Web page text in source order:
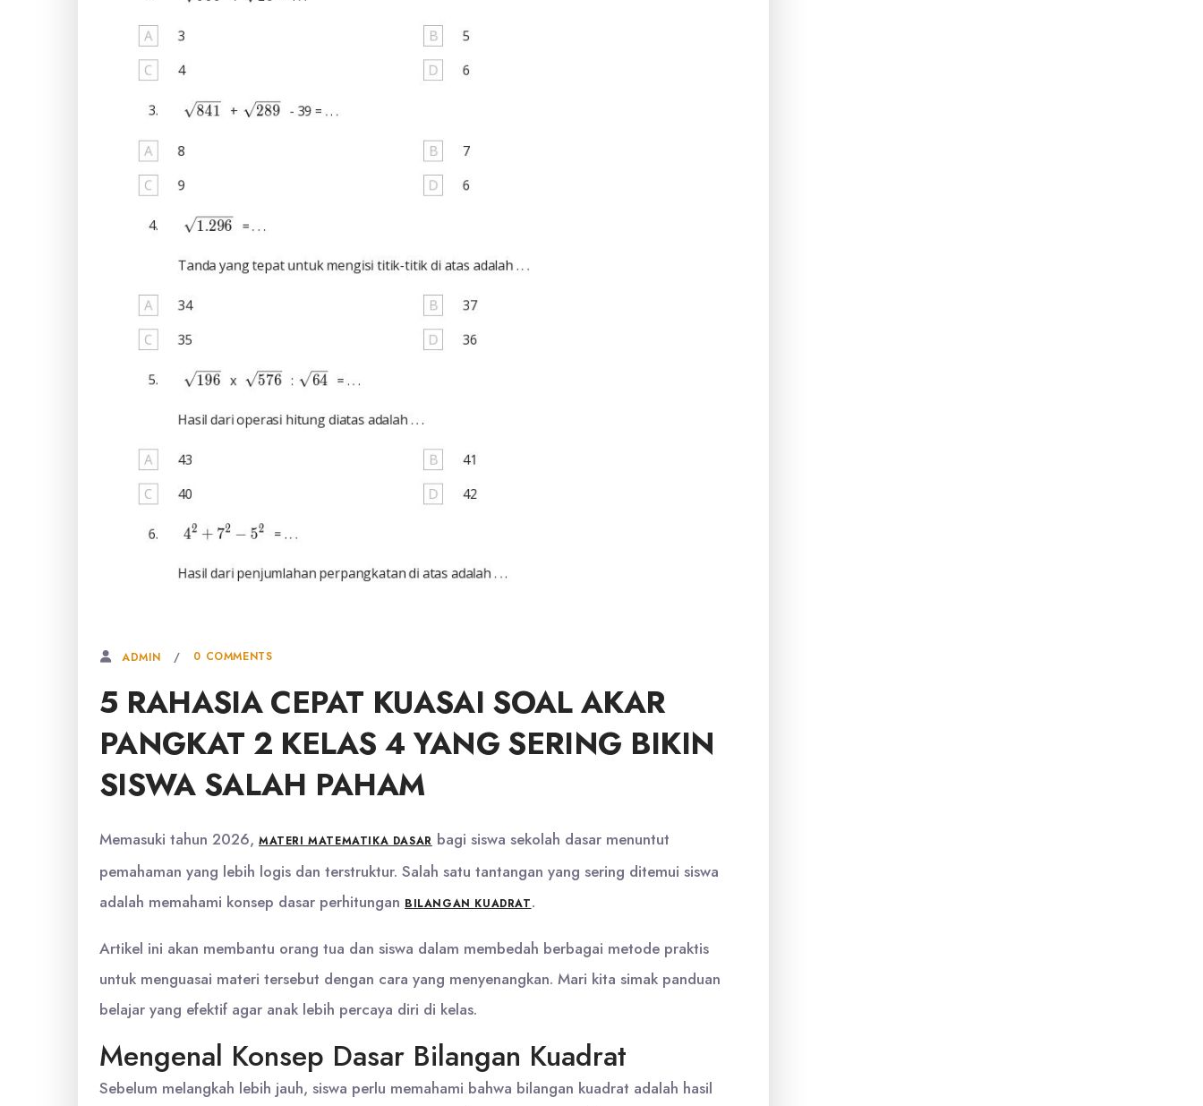
ADMIN 0 COMMENTS
5 RAHASIA CEPAT KUASAI SOAL AKAR
PANGKAT 2 KELAS 4 YANG SERING BIKIN
SISWA SALAH PAHAM
Memasuki tahun 2026, MATERI MATEMATIKA DASAR bagi siswa sekolah dasar menuntut
pemahaman yang lebih logis dan terstruktur. Salah satu tantangan yang sering ditemui siswa
adalah memahami konsep dasar perhitungan BILANGAN KUADRAT.
Artikel ini akan membantu orang tua dan siswa dalam membedah berbagai metode praktis
untuk menguasai materi tersebut dengan cara yang menyenangkan. Mari kita simak panduan
belajar yang efektif agar anak lebih percaya diri di kelas.
Mengenal Konsep Dasar Bilangan Kuadrat
Sebelum melangkah lebih jauh, siswa perlu memahami bahwa bilangan kuadrat adalah hasil